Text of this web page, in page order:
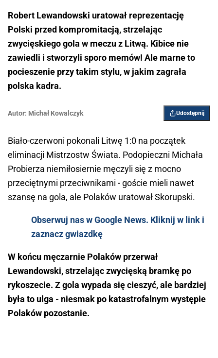
Robert Lewandowski uratował reprezentację
Polski przed kompromitacją, strzelając
zwycięskiego gola w meczu z Litwą. Kibice nie
zawiedli i stworzyli sporo memów! Ale marne to
pocieszenie przy takim stylu, w jakim zagrała
polska kadra.
Autor: Michał Kowalczyk Udostępnij
Biało-czerwoni pokonali Litwę 1:0 na początek
eliminacji Mistrzostw Świata. Podopieczni Michała
Probierza niemiłosiernie męczyli się z mocno
przeciętnymi przeciwnikami - goście mieli nawet
szansę na gola, ale Polaków uratował Skorupski.
Obserwuj nas w Google News. Kliknij w link i
zaznacz gwiazdkę
W końcu męczarnie Polaków przerwał
Lewandowski, strzelając zwycięską bramkę po
rykoszecie. Z gola wypada się cieszyć, ale bardziej
była to ulga - niesmak po katastrofalnym występie
Polaków pozostanie.